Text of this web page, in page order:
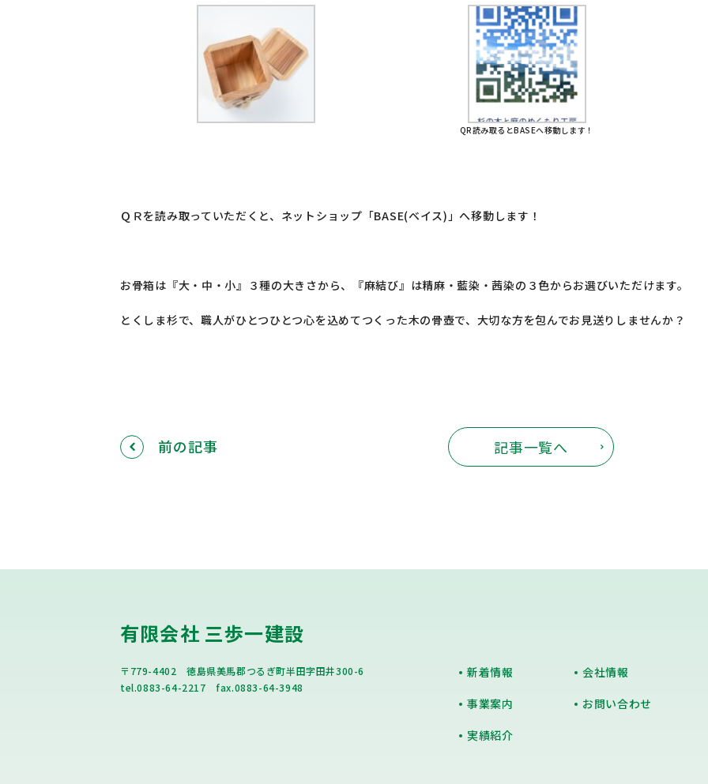
QR読み取るとBASEへ移動します！
ＱＲを読み取っていただくと、ネットショップ「BASE(ベイス)」へ移動します！
お骨箱は『大・中・小』３種の大きさから、『麻結び』は精麻・藍染・茜染の３色からお選びいただけます。
とくしま杉で、職人がひとつひとつ心を込めてつくった木の骨壺で、大切な方を包んでお見送りしませんか？
前の記事 記事一覧へ
有限会社 三歩一建設
〒779-4402 徳島県美馬郡つるぎ町半田字田井300-6
tel.0883-64-2217 fax.0883-64-3948
新着情報
事業案内
実績紹介
会社情報
お問い合わせ